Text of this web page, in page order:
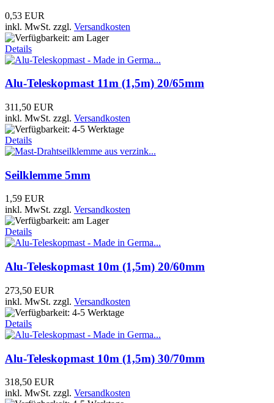
0,53 EUR
inkl. MwSt. zzgl. Versandkosten
Details
Alu-Teleskopmast 11m (1,5m) 20/65mm
311,50 EUR
inkl. MwSt. zzgl. Versandkosten
Details
Seilklemme 5mm
1,59 EUR
inkl. MwSt. zzgl. Versandkosten
Details
Alu-Teleskopmast 10m (1,5m) 20/60mm
273,50 EUR
inkl. MwSt. zzgl. Versandkosten
Details
Alu-Teleskopmast 10m (1,5m) 30/70mm
318,50 EUR
inkl. MwSt. zzgl. Versandkosten